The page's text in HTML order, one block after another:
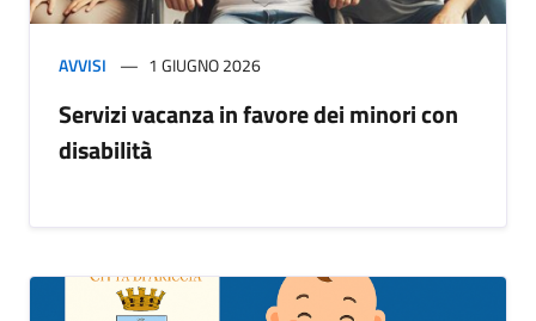
AVVISI 1 GIUGNO 2026
Servizi vacanza in favore dei minori con
disabilità